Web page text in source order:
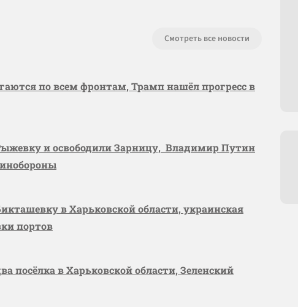
Смотреть все новости
по всем фронтам, Трамп нашёл прогресс в
и освободили Зарницу, Владимир Путин
в Харьковской области, украинская
портов
посёлка в Харьковской области, Зеленский